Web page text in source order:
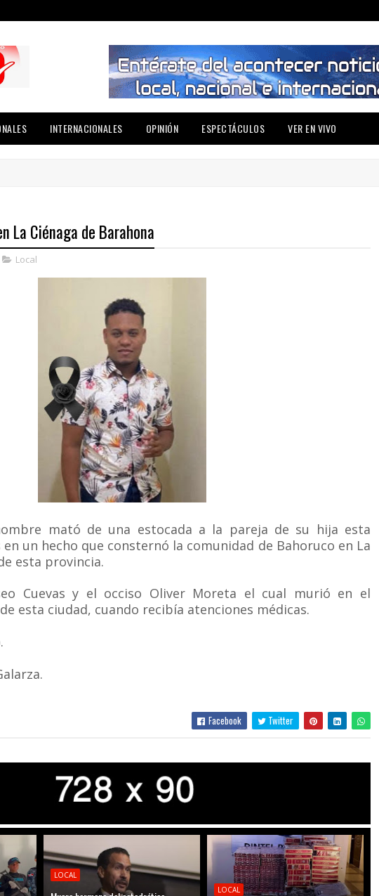
INTERNACIONALES OPINIÓN ESPECTÁCULOS VER EN VIVO
La Ciénaga de Barahona
Local
mató de una estocada a la pareja de su hija esta
un hecho que consternó la comunidad de Bahoruco en La
esta provincia.
Cuevas y el occiso Oliver Moreta el cual murió en el
esta ciudad, cuando recibía atenciones médicas.
Facebook Twitter
LOCAL
LOCAL